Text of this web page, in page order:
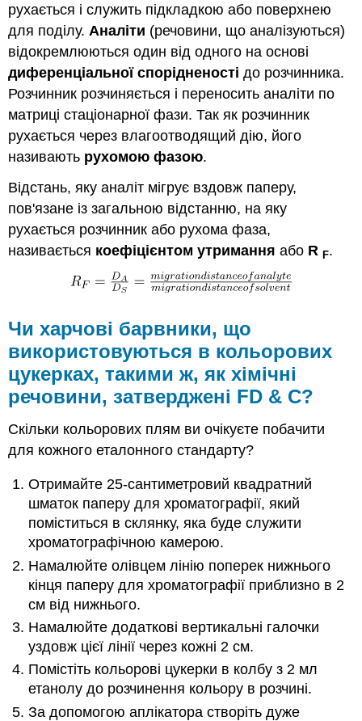
рухається і служить підкладкою або поверхнею
для поділу. Аналіти (речовини, що аналізуються)
відокремлюються один від одного на основі
диференціальної спорідненості до розчинника.
Розчинник розчиняється і переносить аналіти по
матриці стаціонарної фази. Так як розчинник
рухається через влагоотводящий дію, його
називають рухомою фазою.
Відстань, яку аналіт мігрує вздовж паперу,
пов'язане із загальною відстанню, на яку
рухається розчинник або рухома фаза,
називається коефіцієнтом утримання або RF.
Чи харчові барвники, що
використовуються в кольорових
цукерках, такими ж, як хімічні
речовини, затверджені FD & C?
Скільки кольорових плям ви очікуєте побачити
для кожного еталонного стандарту?
Отримайте 25-сантиметровий квадратний
шматок паперу для хроматографії, який
поміститься в склянку, яка буде служити
хроматографічною камерою.
Намалюйте олівцем лінію поперек нижнього
кінця паперу для хроматографії приблизно в 2
см від нижнього.
Намалюйте додаткові вертикальні галочки
уздовж цієї лінії через кожні 2 см.
Помістіть кольорові цукерки в колбу з 2 мл
етанолу до розчинення кольору в розчині.
За допомогою аплікатора створіть дуже